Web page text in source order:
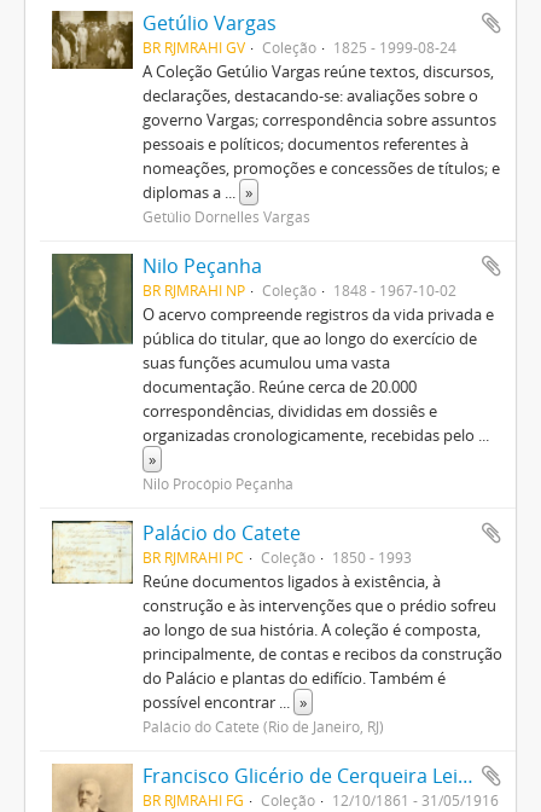
Getúlio Vargas
BR RJMRAHI GV Coleção 1825 - 1999-08-24
A Coleção Getúlio Vargas reúne textos, discursos,
declarações, destacando-se: avaliações sobre o
governo Vargas; correspondência sobre assuntos
pessoais e políticos; documentos referentes à
nomeações, promoções e concessões de títulos; e
diplomas a ... »
Getúlio Dornelles Vargas
Nilo Peçanha
BR RJMRAHI NP Coleção 1848 - 1967-10-02
O acervo compreende registros da vida privada e
pública do titular, que ao longo do exercício de
suas funções acumulou uma vasta
documentação. Reúne cerca de 20.000
correspondências, divididas em dossiês e
organizadas cronologicamente, recebidas pelo ...
»
Nilo Procópio Peçanha
Palácio do Catete
BR RJMRAHI PC Coleção 1850 - 1993
Reúne documentos ligados à existência, à
construção e às intervenções que o prédio sofreu
ao longo de sua história. A coleção é composta,
principalmente, de contas e recibos da construção
do Palácio e plantas do edifício. Também é
possível encontrar ... »
Palácio do Catete (Rio de Janeiro, RJ)
Francisco Glicério de Cerqueira Leite
BR RJMRAHI FG Coleção 12/10/1861 - 31/05/1916